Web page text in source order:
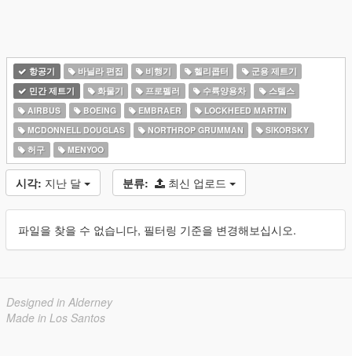
항공기 바닐라 편집 비행기 헬리콥터
군용 제트기
민간 제트기
화물기 프로펠러 수륙양용차
스텔스
AIRBUS
BOEING EMBRAER
LOCKHEED MARTIN
MCDONNELL DOUGLAS
NORTHROP GRUMMAN
SIKORSKY
허구
MENYOO
시각: 지난 달 분류: 최신 업로드
파일을 찾을 수 없습니다, 필터링 기준을 변경해보십시오.
Designed in Alderney
Made in Los Santos